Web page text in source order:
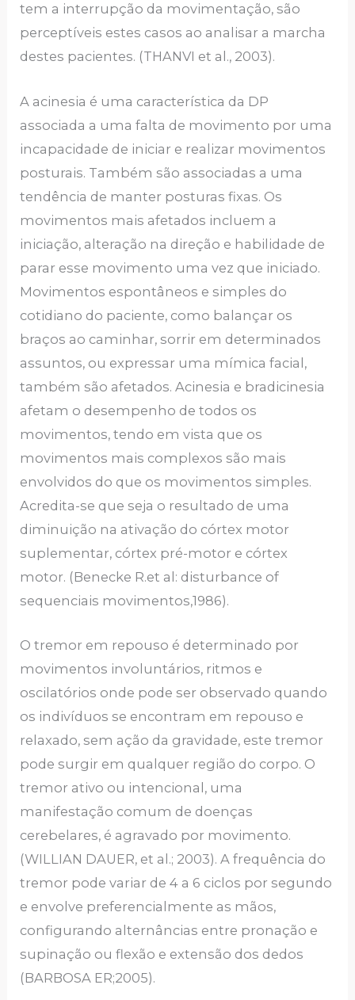
tem a interrupção da movimentação, são
perceptíveis estes casos ao analisar a marcha
destes pacientes. (THANVI et al., 2003).
A acinesia é uma característica da DP
associada a uma falta de movimento por uma
incapacidade de iniciar e realizar movimentos
posturais. Também são associadas a uma
tendência de manter posturas fixas. Os
movimentos mais afetados incluem a
iniciação, alteração na direção e habilidade de
parar esse movimento uma vez que iniciado.
Movimentos espontâneos e simples do
cotidiano do paciente, como balançar os
braços ao caminhar, sorrir em determinados
assuntos, ou expressar uma mímica facial,
também são afetados. Acinesia e bradicinesia
afetam o desempenho de todos os
movimentos, tendo em vista que os
movimentos mais complexos são mais
envolvidos do que os movimentos simples.
Acredita-se que seja o resultado de uma
diminuição na ativação do córtex motor
suplementar, córtex pré-motor e córtex
motor. (Benecke R.et al: disturbance of
sequenciais movimentos,1986).
O tremor em repouso é determinado por
movimentos involuntários, ritmos e
oscilatórios onde pode ser observado quando
os indivíduos se encontram em repouso e
relaxado, sem ação da gravidade, este tremor
pode surgir em qualquer região do corpo. O
tremor ativo ou intencional, uma
manifestação comum de doenças
cerebelares, é agravado por movimento.
(WILLIAN DAUER, et al.; 2003). A frequência do
tremor pode variar de 4 a 6 ciclos por segundo
e envolve preferencialmente as mãos,
configurando alternâncias entre pronação e
supinação ou flexão e extensão dos dedos
(BARBOSA ER;2005).